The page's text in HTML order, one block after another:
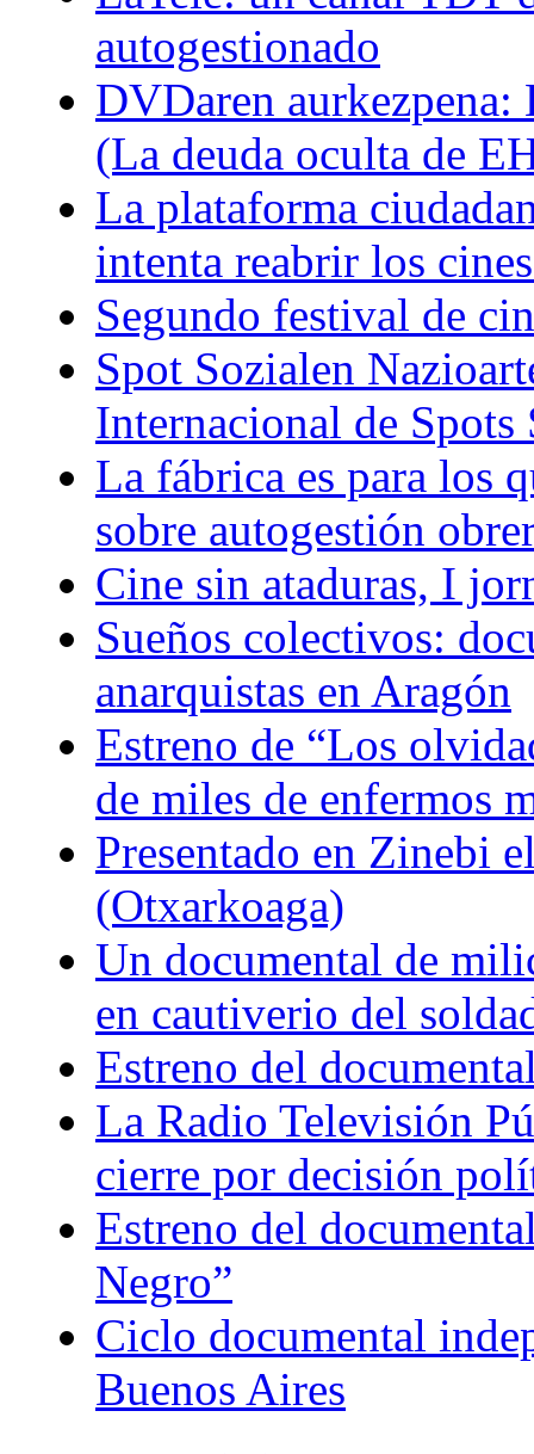
autogestionado
DVDaren
(La deuda oculta de
La plataforma
intenta reabrir los
Segundo festival de
Spot Sozialen
Internacional de Spots
La fábrica es para los
sobre autogestión
Cine sin ataduras, I
Sueños colectivos:
anarquistas en Aragón
Estreno de “Los
de miles de enfermos
Presentado en Zinebi
(Otxarkoaga)
Un documental de
en cautiverio del
Estreno del
La Radio Televisión
cierre por decisión
Estreno del
Negro”
Ciclo documental
Buenos Aires